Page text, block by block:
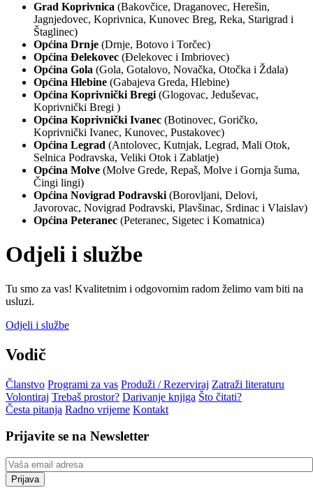
Grad Koprivnica (Bakovčice, Draganovec, Herešin,
Jagnjedovec, Koprivnica, Kunovec Breg, Reka, Starigrad i
Štaglinec)
Općina Drnje (Drnje, Botovo i Torčec)
Općina Đelekovec (Đelekovec i Imbriovec)
Općina Gola (Gola, Gotalovo, Novačka, Otočka i Ždala)
Općina Hlebine (Gabajeva Greda, Hlebine)
Općina Koprivnički Bregi (Glogovac, Jeduševac,
Koprivnički Bregi )
Općina Koprivnički Ivanec (Botinovec, Goričko,
Koprivnički Ivanec, Kunovec, Pustakovec)
Općina Legrad (Antolovec, Kutnjak, Legrad, Mali Otok,
Selnica Podravska, Veliki Otok i Zablatje)
Općina Molve (Molve Grede, Repaš, Molve i Gornja šuma,
Čingi lingi)
Općina Novigrad Podravski (Borovljani, Delovi,
Javorovac, Novigrad Podravski, Plavšinac, Srdinac i Vlaislav)
Općina Peteranec (Peteranec, Sigetec i Komatnica)
Odjeli i službe
Tu smo za vas! Kvalitetnim i odgovornim radom želimo vam biti na
usluzi.
Odjeli i službe
Vodič
Članstvo Programi za vas Produži / Rezerviraj Zatraži literaturu
Volontiraj Trebaš prostor? Darivanje knjiga Što čitati?
Česta pitanja Radno vrijeme Kontakt
Prijavite se na Newsletter